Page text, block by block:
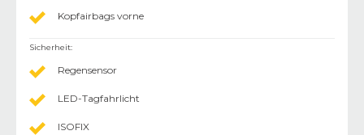
Kopfairbags vorne
Sicherheit:
Regensensor
LED-Tagfahrlicht
ISOFIX